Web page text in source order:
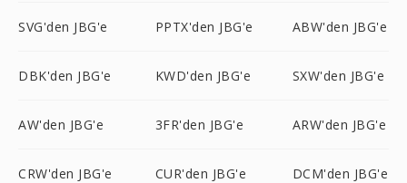
SVG'den JBG'e PPTX'den JBG'e ABW'den JBG'e
DBK'den JBG'e KWD'den JBG'e SXW'den JBG'e
AW'den JBG'e 3FR'den JBG'e ARW'den JBG'e
CRW'den JBG'e CUR'den JBG'e DCM'den JBG'e